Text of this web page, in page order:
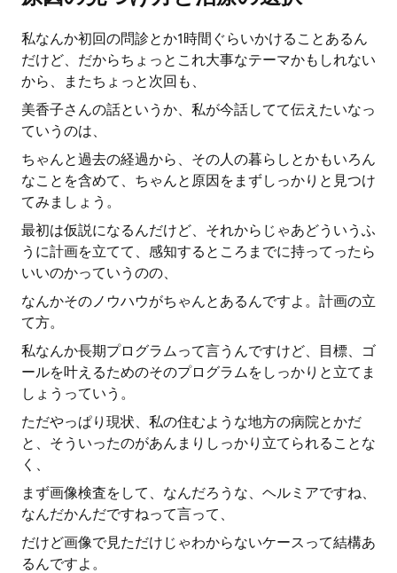
私なんか初回の問診とか1時間ぐらいかけることあるん
だけど、だからちょっとこれ大事なテーマかもしれない
から、またちょっと次回も、
美香子さんの話というか、私が今話してて伝えたいなっ
ていうのは、
ちゃんと過去の経過から、その人の暮らしとかもいろん
なことを含めて、ちゃんと原因をまずしっかりと見つけ
てみましょう。
最初は仮説になるんだけど、それからじゃあどういうふ
うに計画を立てて、感知するところまでに持ってったら
いいのかっていうのの、
なんかそのノウハウがちゃんとあるんですよ。計画の立
て方。
私なんか長期プログラムって言うんですけど、目標、ゴ
ールを叶えるためのそのプログラムをしっかりと立てま
しょうっていう。
ただやっぱり現状、私の住むような地方の病院とかだ
と、そういったのがあんまりしっかり立てられることな
く、
まず画像検査をして、なんだろうな、ヘルミアですね、
なんだかんだですねって言って、
だけど画像で見ただけじゃわからないケースって結構あ
るんですよ。